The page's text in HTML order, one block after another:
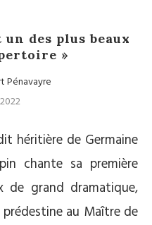
des plus beaux
»
Pénavayre
héritière de Germaine
chante sa première
grand dramatique,
au Maître de